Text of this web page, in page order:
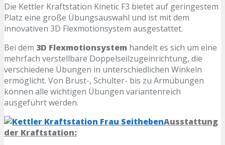
Die Kettler Kraftstation Kinetic F3 bietet auf geringestem
Platz eine große Übungsauswahl und ist mit dem
innovativen 3D Flexmotionsystem ausgestattet.
Bei dem 3D Flexmotionsystem handelt es sich um eine
mehrfach verstellbare Doppelseilzugeinrichtung, die
verschiedene Übungen in unterschiedlichen Winkeln
ermöglicht. Von Brust-, Schulter- bis zu Armübungen
können alle wichtigen Übungen variantenreich
ausgeführt werden.
Ausstattung
der Kraftstation: